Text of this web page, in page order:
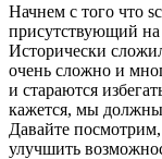
Начнем с того что
присутствующий
Исторически
очень сложно и
и стараются
кажется, мы
Давайте
улучшить